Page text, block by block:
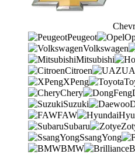
Peugeot
Volkswagen
Mitsubishi
Citroen
XPeng
Chery
Suzuki
FAW
Subaru
SsangYong
BMW